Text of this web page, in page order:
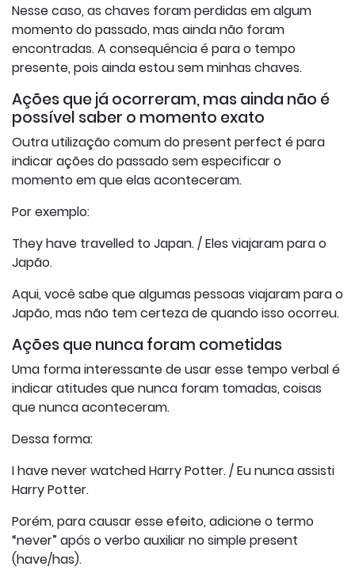
Nesse caso, as chaves foram perdidas em algum
momento do passado, mas ainda não foram
encontradas. A consequência é para o tempo
presente, pois ainda estou sem minhas chaves.
Ações que já ocorreram, mas ainda não é
possível saber o momento exato
Outra utilização comum do present perfect é para
indicar ações do passado sem especificar o
momento em que elas aconteceram.
Por exemplo:
They have travelled to Japan. / Eles viajaram para o
Japão.
Aqui, você sabe que algumas pessoas viajaram para o
Japão, mas não tem certeza de quando isso ocorreu.
Ações que nunca foram cometidas
Uma forma interessante de usar esse tempo verbal é
indicar atitudes que nunca foram tomadas, coisas
que nunca aconteceram.
Dessa forma:
I have never watched Harry Potter. / Eu nunca assisti
Harry Potter.
Porém, para causar esse efeito, adicione o termo
“never” após o verbo auxiliar no simple present
(have/has).